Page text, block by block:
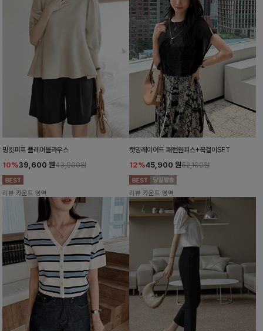
밍킷퍼프 플레어블라우스
10%39,600 원43,900원
리뷰 카운트 영역
캣밍레이어드 패턴원피스+목걸이SET
12%45,900 원52,100원
리뷰 카운트 영역